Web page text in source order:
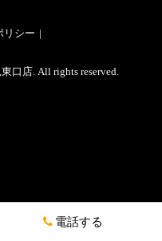
リシー
口店. All rights reserved.
電話する